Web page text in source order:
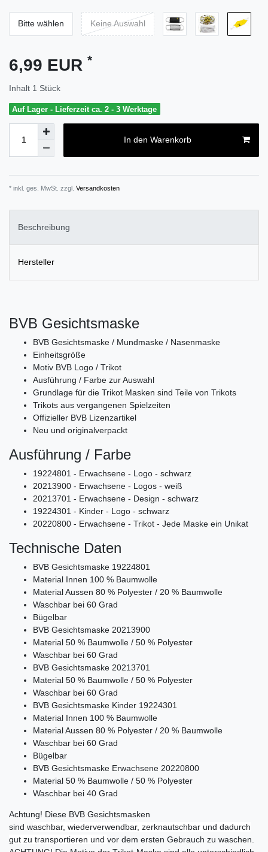
Bitte wählen Keine Auswahl
6,99 EUR *
Inhalt 1 Stück
Auf Lager - Lieferzeit ca. 2 - 3 Werktage
In den Warenkorb
* inkl. ges. MwSt. zzgl. Versandkosten
Beschreibung
Hersteller
BVB Gesichtsmaske
BVB Gesichtsmaske / Mundmaske / Nasenmaske
Einheitsgröße
Motiv BVB Logo / Trikot
Ausführung / Farbe zur Auswahl
Grundlage für die Trikot Masken sind Teile von Trikots
Trikots aus vergangenen Spielzeiten
Offizieller BVB Lizenzartikel
Neu und originalverpackt
Ausführung / Farbe
19224801 - Erwachsene - Logo - schwarz
20213900 - Erwachsene - Logos - weiß
20213701 - Erwachsene - Design - schwarz
19224301 - Kinder - Logo - schwarz
20220800 - Erwachsene - Trikot - Jede Maske ein Unikat
Technische Daten
BVB Gesichtsmaske 19224801
Material Innen 100 % Baumwolle
Material Aussen 80 % Polyester / 20 % Baumwolle
Waschbar bei 60 Grad
Bügelbar
BVB Gesichtsmaske 20213900
Material 50 % Baumwolle / 50 % Polyester
Waschbar bei 60 Grad
BVB Gesichtsmaske 20213701
Material 50 % Baumwolle / 50 % Polyester
Waschbar bei 60 Grad
BVB Gesichtsmaske Kinder 19224301
Material Innen 100 % Baumwolle
Material Aussen 80 % Polyester / 20 % Baumwolle
Waschbar bei 60 Grad
Bügelbar
BVB Gesichtsmaske Erwachsene 20220800
Material 50 % Baumwolle / 50 % Polyester
Waschbar bei 40 Grad
Achtung! Diese BVB Gesichtsmasken
sind waschbar, wiederverwendbar, zerknautschbar und dadurch
gut zu transportieren und vor dem ersten Gebrauch zu waschen.